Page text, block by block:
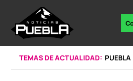
content
noticias
TEMAS DE ACTUALIDAD: PUEBLA